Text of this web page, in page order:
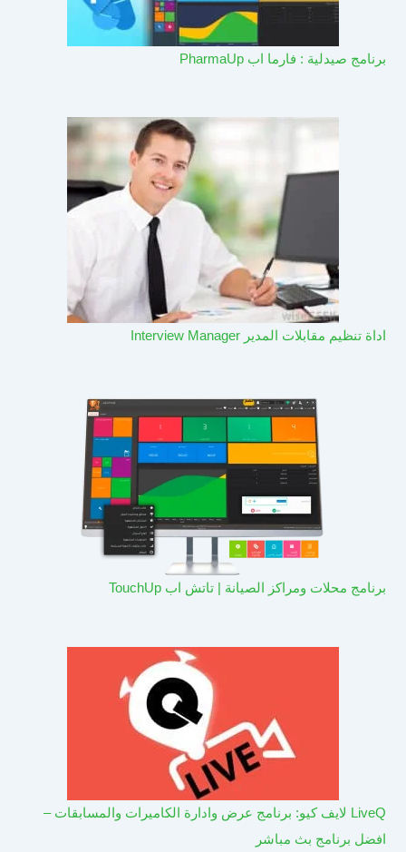
برنامج صيدلية : فارما اب PharmaUp​
اداة تنظيم مقابلات المدير Interview Manager
برنامج محلات ومراكز الصيانة | تاتش اب TouchUp
LiveQ لايف كيو: برنامج عرض وادارة الكاميرات والمسابقات –
افضل برنامج بث مباشر